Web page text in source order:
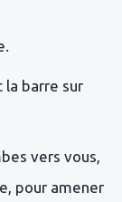
la barre sur
vers vous,
pour amener